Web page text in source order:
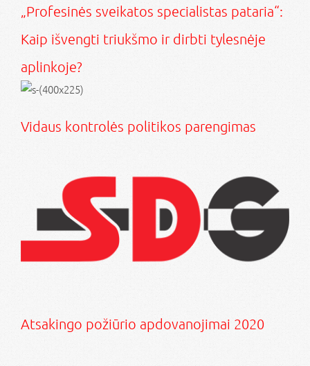
„Profesinės sveikatos specialistas pataria“:
Kaip išvengti triukšmo ir dirbti tylesnėje
aplinkoje?
Vidaus kontrolės politikos parengimas
Atsakingo požiūrio apdovanojimai 2020